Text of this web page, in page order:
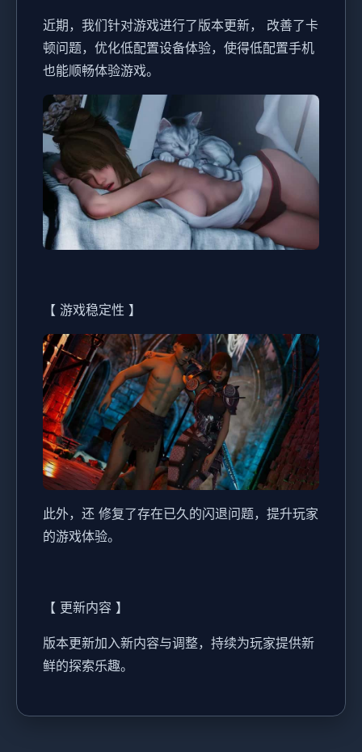
近期，我们针对游戏进行了版本更新， 改善了卡
顿问题，优化低配置设备体验，使得低配置手机
也能顺畅体验游戏。
【 游戏稳定性 】
此外，还 修复了存在已久的闪退问题，提升玩家
的游戏体验。
【 更新内容 】
版本更新加入新内容与调整，持续为玩家提供新
鲜的探索乐趣。